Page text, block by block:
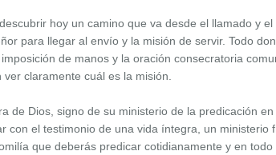
hoy un camino que va desde el llamado y
para llegar al envío y la misión de servir. Todo
de manos y la oración consecratoria
claramente cuál es la misión.
de Dios, signo de su ministerio de la predicación
con el testimonio de una vida íntegra, un ministerio
que deberás predicar cotidianamente y en todo